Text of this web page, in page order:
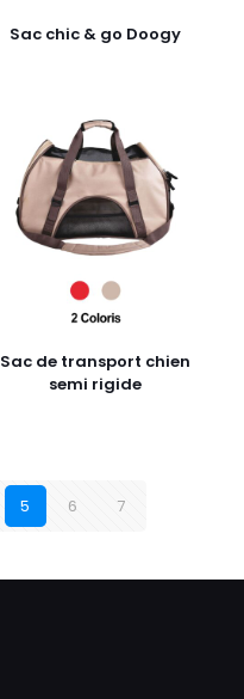
Sac chic & go Doogy
Sac de transport chien
semi rigide
5 6 7